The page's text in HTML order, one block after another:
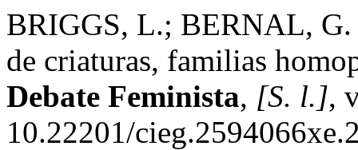
BRIGGS, L.; BERNAL, G.
de criaturas, familias
Debate Feminista, [S. l.],
10.22201/